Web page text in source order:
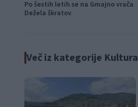
Po šestih letih se na Gmajno vrača
Dežela škratov
Več iz kategorije Kultura